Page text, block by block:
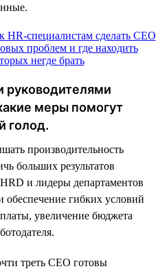
руководителями
меры помогут
голод.
производительность
больших результатов
и лидеры департаментов
гибких условий
увеличение бюджета
треть CEO готовы